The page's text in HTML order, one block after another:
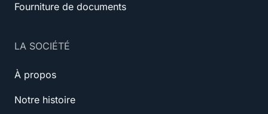
Fourniture de documents
LA SOCIÉTÉ
À propos
Notre histoire